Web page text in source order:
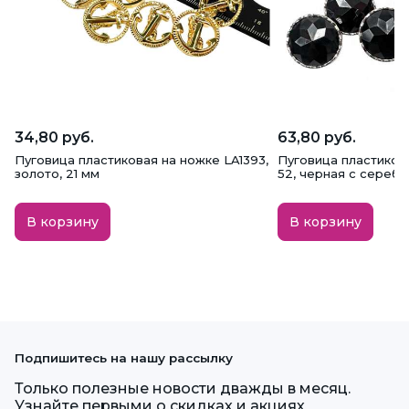
34,80 руб.
Пуговица пластиковая на ножке LA1393,
золото, 21 мм
В корзину
63,80 руб.
Пуговица
52, черная с
В корзину
Подпишитесь на нашу рассылку
Только полезные новости дважды в месяц.